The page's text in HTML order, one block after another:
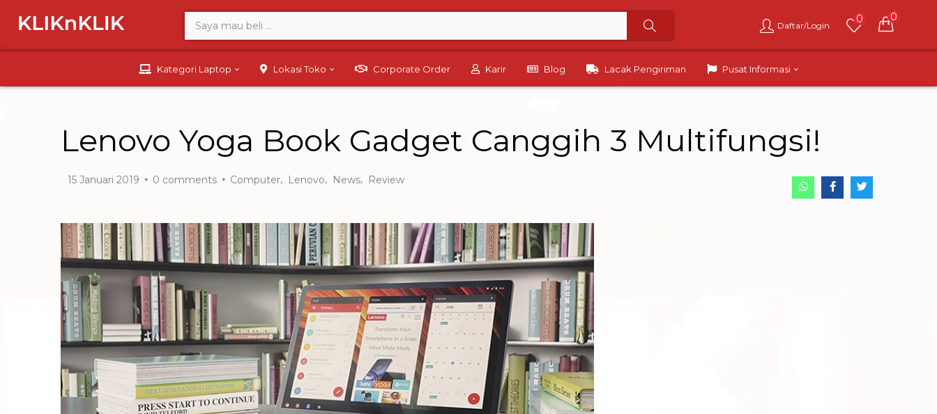
Daftar/Login
0 0
Kategori Laptop Lokasi Toko Corporate Order Karir Blog Lacak Pengiriman Pusat Informasi
Lenovo Yoga Book Gadget Canggih 3 Multifungsi!
15 Januari 2019 0 comments Computer, Lenovo, News, Review